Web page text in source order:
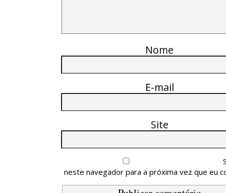
Nome
E-mail
Site
neste navegador para a próxima vez que eu